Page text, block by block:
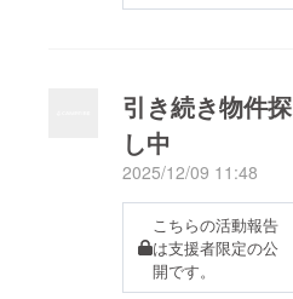
引き続き物件探
し中
2025/12/09 11:48
こちらの活動報告
は支援者限定の公
開です。